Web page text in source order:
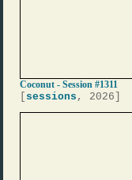
Coconut - Session #1311
sessions , 2026]